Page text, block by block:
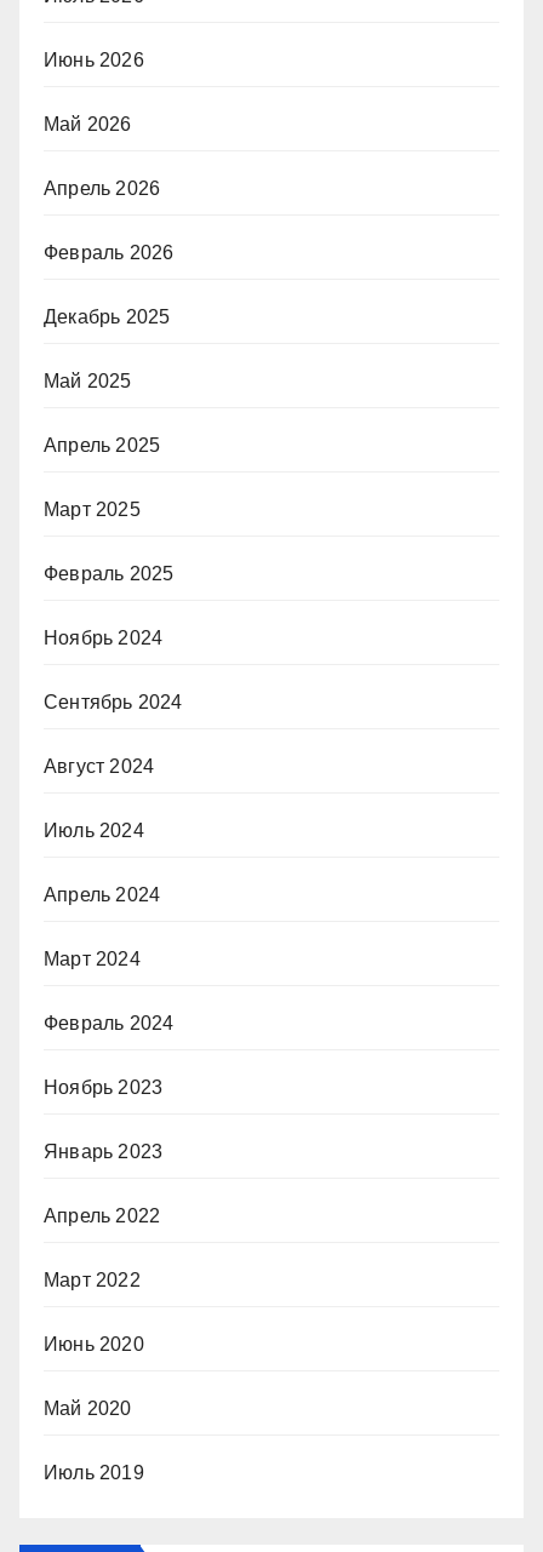
Июнь 2026
Май 2026
Апрель 2026
Февраль 2026
Декабрь 2025
Май 2025
Апрель 2025
Март 2025
Февраль 2025
Ноябрь 2024
Сентябрь 2024
Август 2024
Июль 2024
Апрель 2024
Март 2024
Февраль 2024
Ноябрь 2023
Январь 2023
Апрель 2022
Март 2022
Июнь 2020
Май 2020
Июль 2019